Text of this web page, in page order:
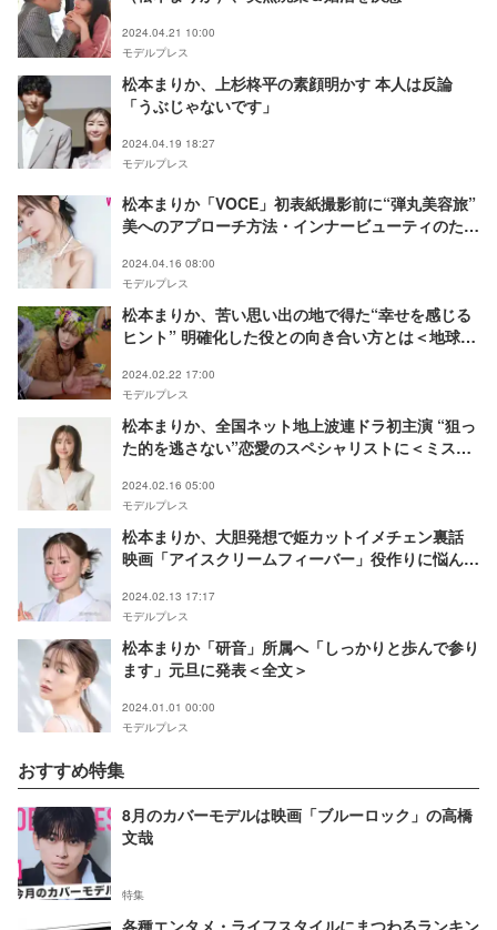
2024.04.21 10:00
モデルプレス
松本まりか、上杉柊平の素顔明かす 本人は反論
「うぶじゃないです」
2024.04.19 18:27
モデルプレス
松本まりか「VOCE」初表紙撮影前に“弾丸美容旅”
美へのアプローチ⽅法・インナービューティのため
2024.04.16 08:00
モデルプレス
松本まりか、苦い思い出の地で得た“幸せを感じる
ヒント” 明確化した役との向き合い方とは＜地球の
2024.02.22 17:00
モデルプレス
松本まりか、全国ネット地上波連ドラ初主演 “狙っ
た的を逃さない”恋愛のスペシャリストに＜ミス・
2024.02.16 05:00
モデルプレス
松本まりか、大胆発想で姫カットイメチェン裏話
映画「アイスクリームフィーバー」役作りに悩んで
2024.02.13 17:17
モデルプレス
松本まりか「研音」所属へ「しっかりと歩んで参り
ます」元旦に発表＜全文＞
2024.01.01 00:00
モデルプレス
おすすめ特集
8月のカバーモデルは映画「ブルーロック」の高橋
文哉
特集
各種エンタメ・ライフスタイルにまつわるランキン